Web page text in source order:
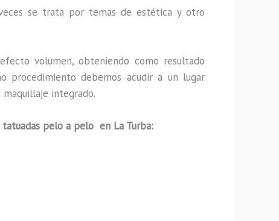
se trata por temas de estética y otro
volumen, obteniendo como resultado
procedimiento debemos acudir a un lugar
integrado.
tatuadas pelo a pelo en La Turba: